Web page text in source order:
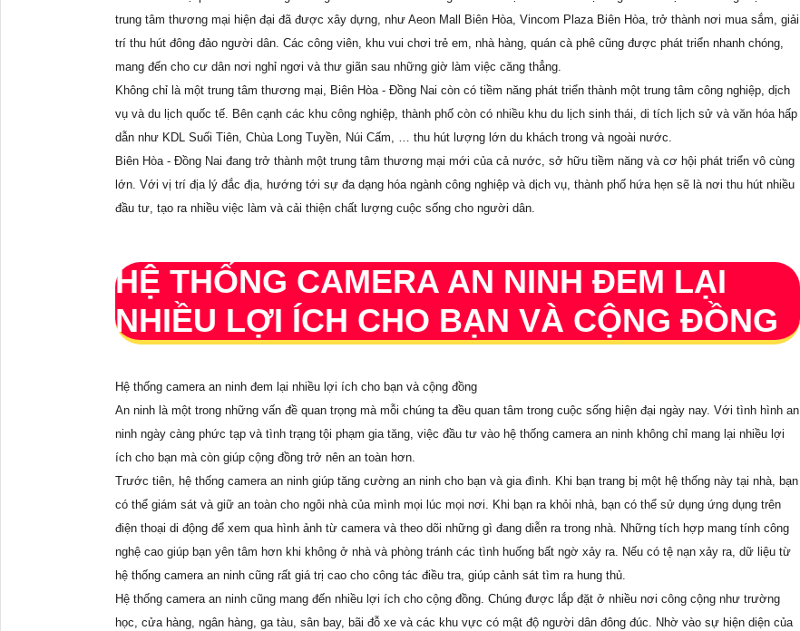
trung tâm thương mại hiện đại đã được xây dựng, như Aeon Mall Biên Hòa, Vincom Plaza Biên Hòa, trở thành nơi mua sắm, giải
trí thu hút đông đảo người dân. Các công viên, khu vui chơi trẻ em, nhà hàng, quán cà phê cũng được phát triển nhanh chóng,
mang đến cho cư dân nơi nghỉ ngơi và thư giãn sau những giờ làm việc căng thẳng.
Không chỉ là một trung tâm thương mại, Biên Hòa - Đồng Nai còn có tiềm năng phát triển thành một trung tâm công nghiệp, dịch
vụ và du lịch quốc tế. Bên cạnh các khu công nghiệp, thành phố còn có nhiều khu du lịch sinh thái, di tích lịch sử và văn hóa hấp
dẫn như KDL Suối Tiên, Chùa Long Tuyền, Núi Cấm, … thu hút lượng lớn du khách trong và ngoài nước.
Biên Hòa - Đồng Nai đang trở thành một trung tâm thương mại mới của cả nước, sở hữu tiềm năng và cơ hội phát triển vô cùng
lớn. Với vị trí địa lý đắc địa, hướng tới sự đa dạng hóa ngành công nghiệp và dịch vụ, thành phố hứa hẹn sẽ là nơi thu hút nhiều
đầu tư, tạo ra nhiều việc làm và cải thiện chất lượng cuộc sống cho người dân.
HỆ THỐNG CAMERA AN NINH ĐEM LẠI
NHIỀU LỢI ÍCH CHO BẠN VÀ CỘNG ĐỒNG
Hệ thống camera an ninh đem lại nhiều lợi ích cho bạn và cộng đồng
An ninh là một trong những vấn đề quan trọng mà mỗi chúng ta đều quan tâm trong cuộc sống hiện đại ngày nay. Với tình hình an
ninh ngày càng phức tạp và tình trạng tội phạm gia tăng, việc đầu tư vào hệ thống camera an ninh không chỉ mang lại nhiều lợi
ích cho bạn mà còn giúp cộng đồng trở nên an toàn hơn.
Trước tiên, hệ thống camera an ninh giúp tăng cường an ninh cho bạn và gia đình. Khi bạn trang bị một hệ thống này tại nhà, bạn
có thể giám sát và giữ an toàn cho ngôi nhà của mình mọi lúc mọi nơi. Khi bạn ra khỏi nhà, bạn có thể sử dụng ứng dụng trên
điện thoại di động để xem qua hình ảnh từ camera và theo dõi những gì đang diễn ra trong nhà. Những tích hợp mang tính công
nghệ cao giúp bạn yên tâm hơn khi không ở nhà và phòng tránh các tình huống bất ngờ xảy ra. Nếu có tệ nạn xảy ra, dữ liệu từ
hệ thống camera an ninh cũng rất giá trị cao cho công tác điều tra, giúp cảnh sát tìm ra hung thủ.
Hệ thống camera an ninh cũng mang đến nhiều lợi ích cho cộng đồng. Chúng được lắp đặt ở nhiều nơi công cộng như trường
học, cửa hàng, ngân hàng, ga tàu, sân bay, bãi đỗ xe và các khu vực có mật độ người dân đông đúc. Nhờ vào sự hiện diện của